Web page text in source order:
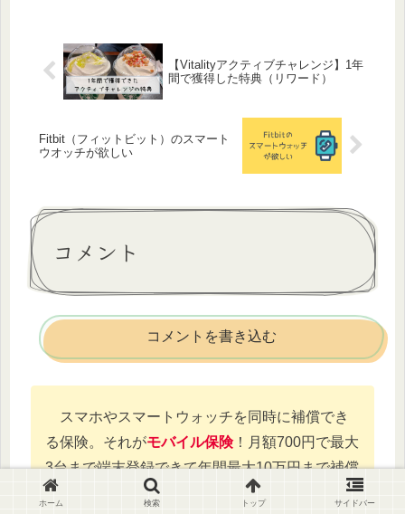
【Vitalityアクティブチャレンジ】1年
間で獲得した特典（リワード）
Fitbit（フィットビット）のスマート
ウオッチが欲しい
コメント
コメントを書き込む
スマホやスマートウォッチを同時に補償でき
る保険。それがモバイル保険！月額700円で最大
3台まで端末登録できて年間最大10万円まで補償
してくれます。
ホーム 検索 トップ サイドバー